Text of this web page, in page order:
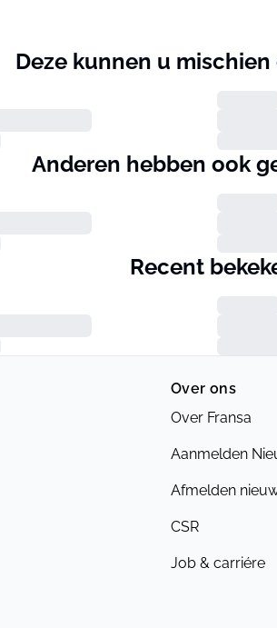
Deze kunnen u
Anderen hebben ook
Recent
Over ons
Over Fransa
Aanmelden
Afmelden
CSR
Job & carriére